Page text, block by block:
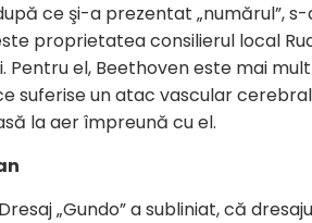
ce şi-a prezentat „numărul”,
proprietatea consilierul local
el, Beethoven este mai
suferise un atac vascular
la aer împreună cu el.
„Gundo” a subliniat, că